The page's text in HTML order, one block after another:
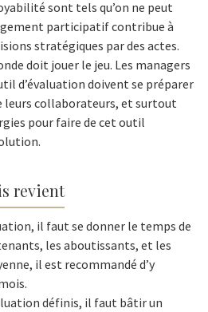
sont tels qu’on ne peut
participatif contribue à
stratégiques par des actes.
doit jouer le jeu. Les managers
d’évaluation doivent se préparer
leurs collaborateurs, et surtout
pour faire de cet outil
revient
il faut se donner le temps de
les aboutissants, et les
il est recommandé d’y
définis, il faut bâtir un